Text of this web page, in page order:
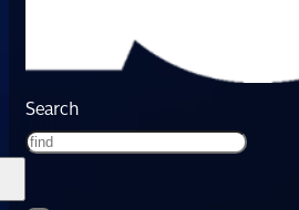
Search